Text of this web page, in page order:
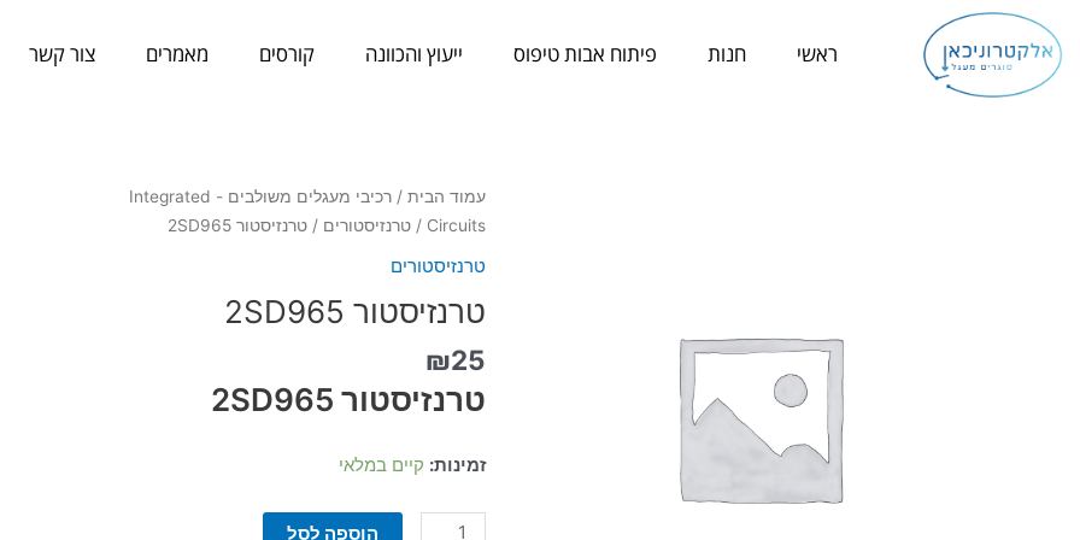
לתוכן
ראשי חנות פיתוח אבות טיפוס ייעוץ והכוונה קורסים מאמרים צור קשר
עמוד הבית/
רכיבי מעגלים משולבים - Integrated
Circuits
/ טרנזיסטורים / טרנזיסטור 2SD965
טרנזיסטורים
טרנזיסטור 2SD965
₪25
טרנזיסטור 2SD965
זמינות: קיים במלאי
כמות
של
הוספה לסל